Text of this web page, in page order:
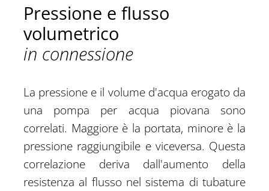
Pressione e flusso
volumetrico
in connessione
La pressione e il volume d'acqua erogato da
una pompa per acqua piovana sono
correlati. Maggiore è la portata, minore è la
pressione raggiungibile e viceversa. Questa
correlazione deriva dall'aumento della
resistenza al flusso nel sistema di tubature